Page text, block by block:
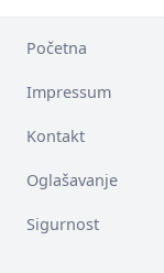
Početna
Impressum
Kontakt
Oglašavanje
Sigurnost